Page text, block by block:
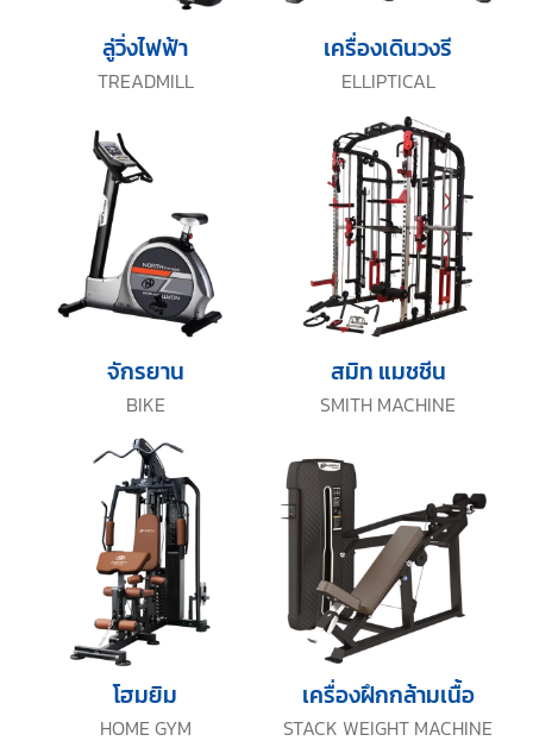
TREADMILL
ลู่วิ่งไฟฟ้า
ELLIPTICAL
เครื่องเดินวงรี
BIKE
จักรยาน
SMITH MACHINE
สมิท แมชชีน
HOME GYM
โฮมยิม
STACK WEIGHT MACHINE
เครื่องฝึกกล้ามเนื้อ